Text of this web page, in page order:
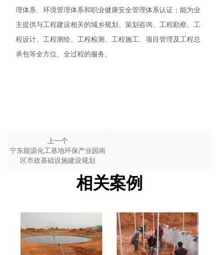
理体系、环境管理体系和职业健康安全管理体系认证；能为业
主提供与工程建设相关的城乡规划、策划咨询、工程勘察、工
程设计、工程测绘、工程检测、工程施工、项目管理及工程总
承包等全方位、全过程的服务。
上一个
宁东能源化工基地环保产业园南
区市政基础设施建设规划
相关案例